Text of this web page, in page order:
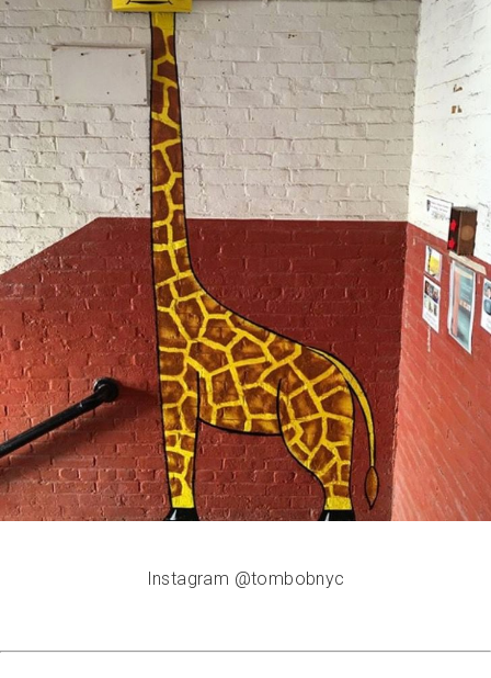
Instagram @tombobnyc